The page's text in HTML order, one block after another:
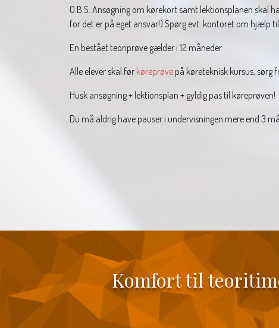
O.B.S. Ansøgning om kørekort samt lektionsplanen
for det er på eget ansvar!) Spørg evt. kontoret om hjælp
En bestået teoriprøve gælder i 12 måneder.
Alle elever skal før køreprøve på køreteknisk kursus, sørg
Husk ansøgning + lektionsplan + gyldig pas til køreprøven!
Du må aldrig have pauser i undervisningen mere end 3
Komfort til